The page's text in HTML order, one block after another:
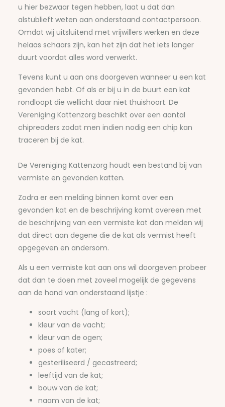
u hier bezwaar tegen hebben, laat u dat dan
alstublieft weten aan onderstaand contactpersoon.
Omdat wij uitsluitend met vrijwillers werken en deze
helaas schaars zijn, kan het zijn dat het iets langer
duurt voordat alles word verwerkt.
Tevens kunt u aan ons doorgeven wanneer u een kat
gevonden hebt. Of als er bij u in de buurt een kat
rondloopt die wellicht daar niet thuishoort. De
Vereniging Kattenzorg beschikt over een aantal
chipreaders zodat men indien nodig een chip kan
traceren bij de kat.
De Vereniging Kattenzorg houdt een bestand bij van
vermiste en gevonden katten.
Zodra er een melding binnen komt over een
gevonden kat en de beschrijving komt overeen met
de beschrijving van een vermiste kat dan melden wij
dat direct aan degene die de kat als vermist heeft
opgegeven en andersom.
Als u een vermiste kat aan ons wil doorgeven probeer
dat dan te doen met zoveel mogelijk de gegevens
aan de hand van onderstaand lijstje :
soort vacht (lang of kort);
kleur van de vacht;
kleur van de ogen;
poes of kater;
gesteriliseerd / gecastreerd;
leeftijd van de kat;
bouw van de kat;
naam van de kat;